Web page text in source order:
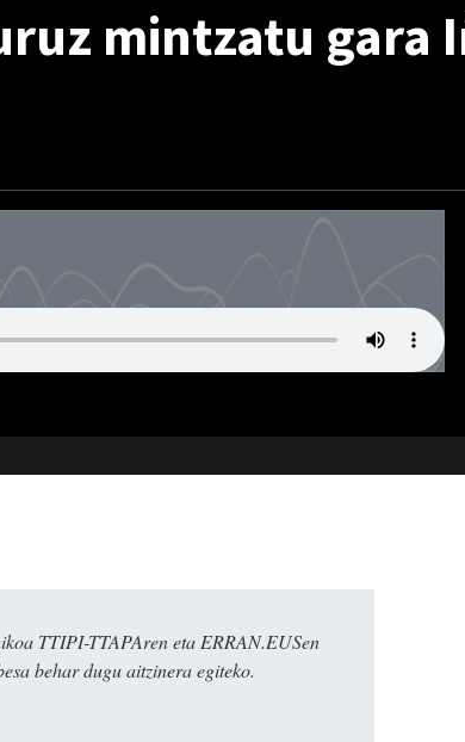
mintzatu gara
TTIPI-TTAPAren eta ERRAN.EUSen
behar dugu aitzinera egiteko.